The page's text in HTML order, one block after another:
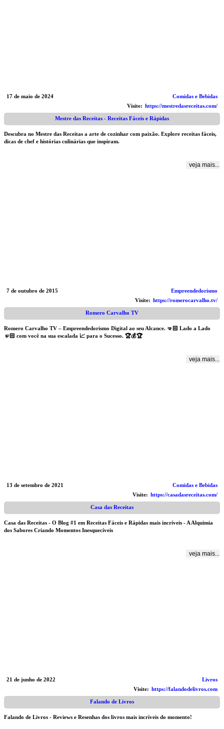
17 de maio de 2024
Comidas e Bebidas
Visite: https://mestredasreceitas.com/
Mestre das Receitas - Receitas Fáceis e Rápidas
Descubra no Mestre das Receitas a arte de cozinhar com paixão. Explore receitas fáceis,
dicas de chef e histórias culinárias que inspiram.
veja mais...
7 de outubro de 2015
Empreendedorismo
Visite: https://romerocarvalho.tv/
Romero Carvalho TV
Romero Carvalho TV – Empreendedorismo Digital ao seu Alcance. 🤜🏻 Lado a Lado
🤛🏻 com você na sua escalada 📈 para o Sucesso. 🏆💰🏆
veja mais...
13 de setembro de 2021
Comidas e Bebidas
Visite: https://casadasreceitas.com/
Casa das Receitas
Casa das Receitas - O Blog #1 em Receitas Fáceis e Rápidas mais incríveis - A Alquimia
dos Sabores Criando Momentos Inesquecíveis
veja mais...
21 de junho de 2022
Livros
Visite: https://falandodelivros.com
Falando de Livros
Falando de Livros - Reviews e Resenhas dos livros mais incríveis do momento!